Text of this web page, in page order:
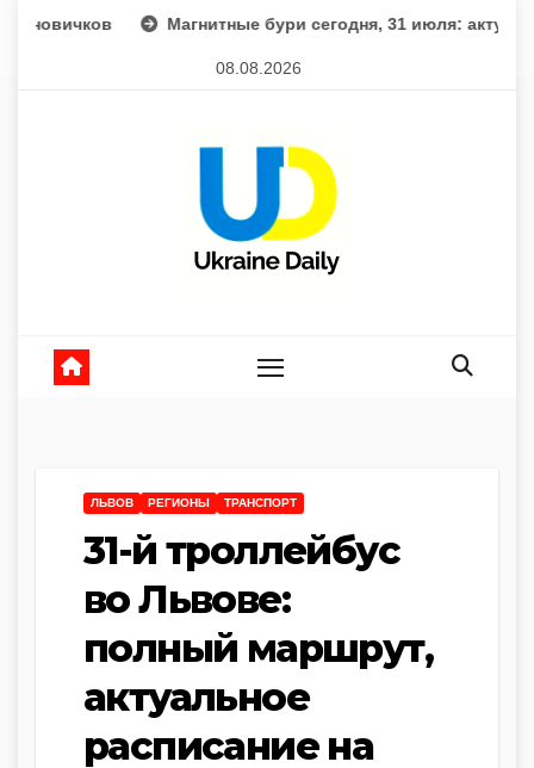
Магнитные бури сегодня, 31 июля: актуальный прогноз
08.08.2026
ЛЬВОВ РЕГИОНЫ ТРАНСПОРТ
31-й троллейбус
во Львове:
полный маршрут,
актуальное
расписание на